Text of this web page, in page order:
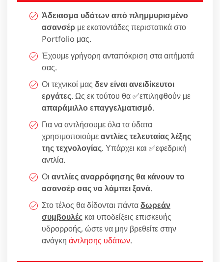
Άδειασμα υδάτων από πλημμυρισμένο
ασανσέρ με εκατοντάδες περιστατικά στο
Portfolio μας.
Έχουμε γρήγορη ανταπόκριση στα αιτήματά
σας.
Οι τεχνικοί μας δεν είναι ανειδίκευτοι
εργάτες. Ως εκ τούτου θα ✅επιληφθούν με
απαράμιλλο επαγγελματισμό.
Για να αντλήσουμε όλα τα ύδατα
χρησιμοποιούμεαντλίες τελευταίας λέξης
της τεχνολογίας. Υπάρχει και ✅εφεδρική
αντλία.
Οι αντλίες αναρρόφησης θα κάνουν το
ασανσέρ σας να λάμπει ξανά.
Στο τέλος θα δίδονται πάνταδωρεάν
συμβουλές και υποδείξεις επισκευής
υδρορροής, ώστε να μην βρεθείτε στην
ανάγκη άντλησης υδάτων.